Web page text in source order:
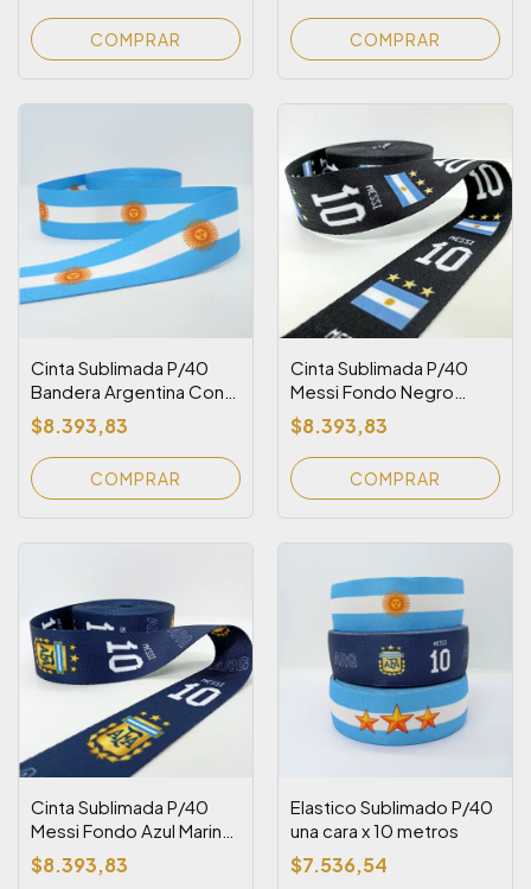
Cinta Sublimada P/40
Bandera Argentina Con
Sol (Rollo x 10 metros)
$8.393,83
Cinta Sublimada P/40
Messi Fondo Negro
(Rollo x 10 metros)
$8.393,83
Cinta Sublimada P/40
Messi Fondo Azul Marino
(Rollo x 10 metros)
$8.393,83
Elastico Sublimado P/40
una cara x 10 metros
$7.536,54